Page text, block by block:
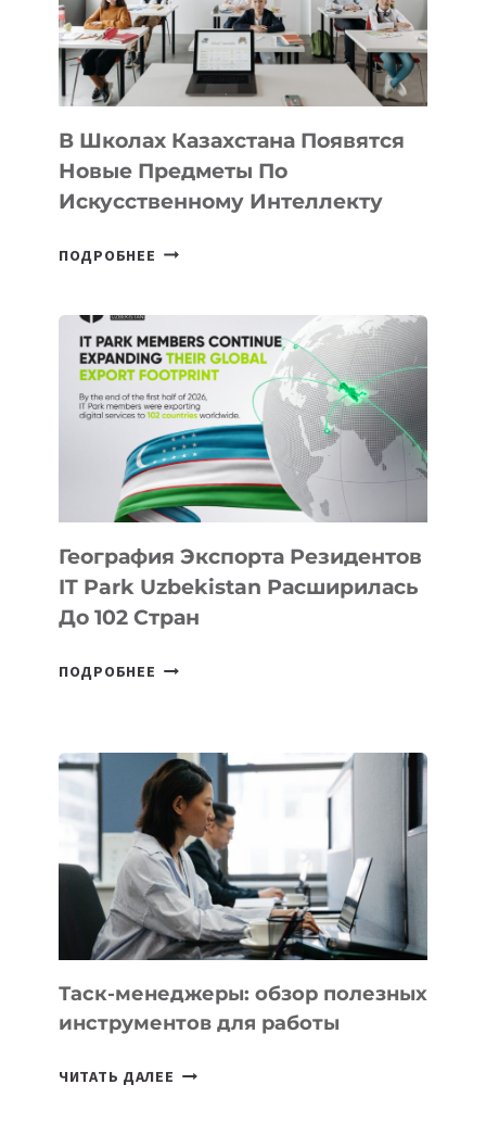
—
МЕЖДУНАРОДНУЮ
ПРОГРАММУ
ДЛЯ
ТЕХНОЛОГИЧЕСКИХ
В Школах Казахстана Появятся
Новые Предметы По
Искусственному Интеллекту
ПОДРОБНЕЕ В
НОВЫЕ
ПРЕДМЕТЫ
ПО
ИСКУССТВЕННОМУ
ИНТЕЛЛЕКТУ
География Экспорта Резидентов
IT Park Uzbekistan Расширилась
До 102 Стран
ПОДРОБНЕЕ ГЕОГРАФИЯ
PARK
UZBEKISTAN
РАСШИРИЛАСЬ
ДО
102
СТРАН
Таск-менеджеры: обзор полезных
инструментов для работы
ЧИТАТЬ ДАЛЕЕ ТАСК-